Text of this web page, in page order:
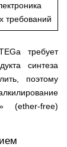
требований
требует
синтеза
поэтому
(ether-free)